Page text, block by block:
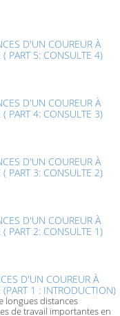
D'UN COUREUR À
PART 5: CONSULTE 4)
D'UN COUREUR À
PART 4: CONSULTE 3)
D'UN COUREUR À
PART 3: CONSULTE 2)
D'UN COUREUR À
PART 2: CONSULTE 1)
D'UN COUREUR À
1 : INTRODUCTION)
longues distances
de travail importantes en